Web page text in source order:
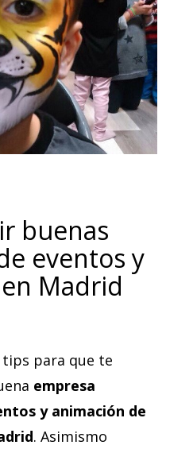
buenas
eventos y
Madrid
para que te
empresa
y animación de
. Asimismo